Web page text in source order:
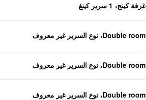
غرفة كينج، 1 سرير كينغ
Double room، نوع السرير غير معروف
Double room، نوع السرير غير معروف
Double room، نوع السرير غير معروف